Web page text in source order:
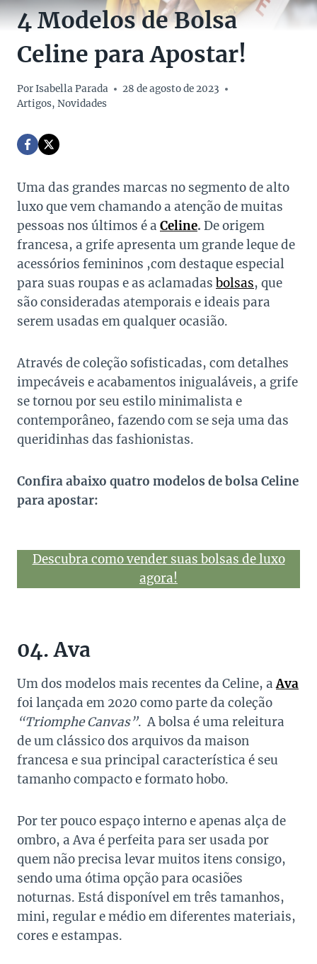
4 Modelos de Bolsa
Celine para Apostar!
PorIsabella Parada
28 de agosto de 2023
Artigos, Novidades
Uma das grandes marcas no segmento de alto
luxo que vem chamando a atenção de muitas
pessoas nos últimos é a Celine. De origem
francesa, a grife apresenta um grande leque de
acessórios femininos ,com destaque especial
para suas roupas e as aclamadas bolsas, que
são consideradas atemporais e ideais para
serem usadas em qualquer ocasião.
Através de coleção sofisticadas, com detalhes
impecáveis e acabamentos inigualáveis, a grife
se tornou por seu estilo minimalista e
contemporâneo, fazendo com se seja uma das
queridinhas das fashionistas.
Confira abaixo quatro modelos de bolsa Celine
para apostar:
Descubra como vender suas bolsas de luxo
agora!
04. Ava
Um dos modelos mais recentes da Celine, aAva
foi lançada em 2020 como parte da coleção
“Triomphe Canvas”. A bolsa é uma releitura
de um clássico dos arquivos da maison
francesa e sua principal característica é seu
tamanho compacto e formato hobo.
Por ter pouco espaço interno e apenas alça de
ombro, a Ava é perfeita para ser usada por
quem não precisa levar muitos itens consigo,
sendo uma ótima opção para ocasiões
noturnas. Está disponível em três tamanhos,
mini, regular e médio em diferentes materiais,
cores e estampas.